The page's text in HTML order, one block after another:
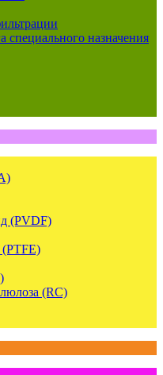
специального назначения
(PVDF)
(PTFE)
(RC)